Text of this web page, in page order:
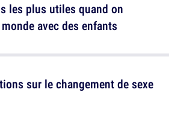
les plus utiles quand on
avec des enfants
sur le changement de sexe